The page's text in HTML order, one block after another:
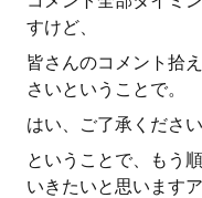
すけど、
皆さんのコメント拾
さいということで。
はい、ご了承ください
ということで、もう
いきたいと思います